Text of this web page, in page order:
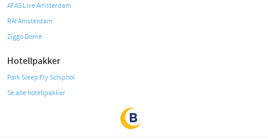
AFAS Live Amsterdam
RAI Amsterdam
Ziggo Dome
Hotellpakker
Park Sleep Fly Schiphol
Se alle hotellpakker